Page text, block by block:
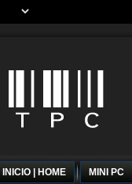
INICIO | HOME MINI PC